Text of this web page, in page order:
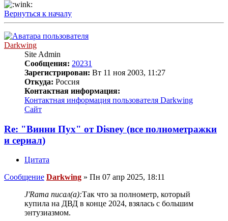
Вернуться к началу
Darkwing
Site Admin
Сообщения: 20231
Зарегистрирован: Вт 11 ноя 2003, 11:27
Откуда: Россия
Контактная информация:
Контактная информация пользователя Darkwing
Сайт
Re: "Винни Пух" от Disney (все полнометражки
и сериал)
Цитата
Сообщение Darkwing » Пн 07 апр 2025, 18:11
J'Rama писал(а):Так что за полнометр, который
купила на ДВД в конце 2024, взялась с большим
энтузиазмом.